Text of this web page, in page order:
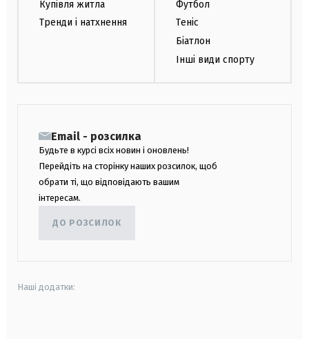
Купівля житла
Тренди і натхнення
Футбол
Теніс
Біатлон
Інші види спорту
Email - розсилка
Будьте в курсі всіх новин і оновлень!
Перейдіть на сторінку наших розсилок, щоб
обрати ті, що відповідають вашим
інтересам.
ДО РОЗСИЛОК
Наші додатки: